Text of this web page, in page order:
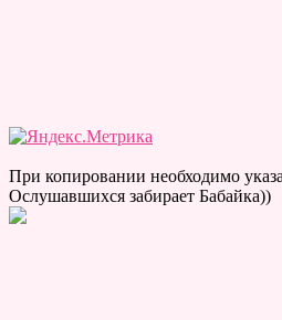
При копировании необходимо
Ослушавшихся забирает Бабайка))